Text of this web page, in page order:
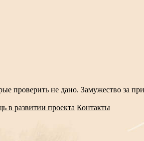
проверить не дано. Замужество за
в развитии проекта Контакты